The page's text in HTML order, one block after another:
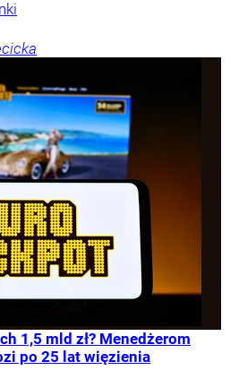
1,5 mld zł? Menedżerom
po 25 lat więzienia